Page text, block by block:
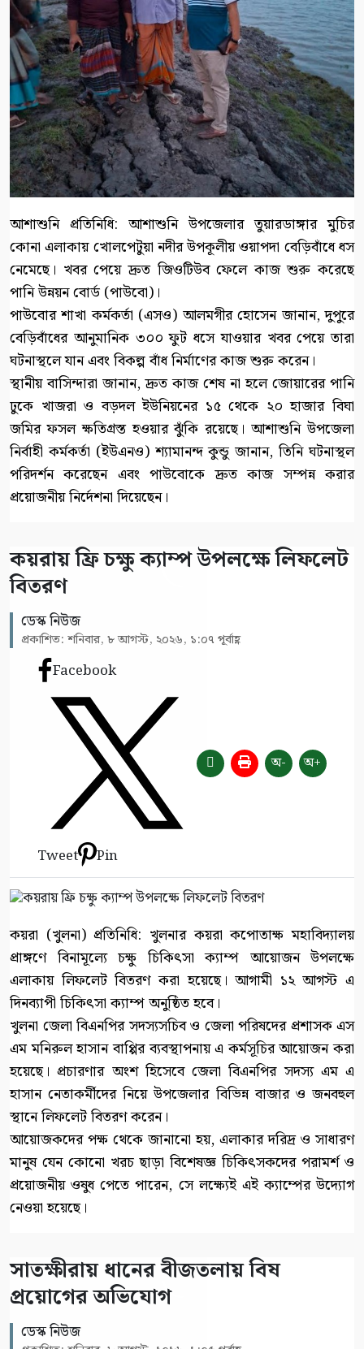
আশাশুনি প্রতিনিধি: আশাশুনি উপজেলার তুয়ারডাঙ্গার মুচির
কোনা এলাকায় খোলপেটুয়া নদীর উপকূলীয় ওয়াপদা বেড়িবাঁধে ধস
নেমেছে। খবর পেয়ে দ্রুত জিওটিউব ফেলে কাজ শুরু করেছে
পানি উন্নয়ন বোর্ড (পাউবো)।
পাউবোর শাখা কর্মকর্তা (এসও) আলমগীর হোসেন জানান, দুপুরে
বেড়িবাঁধের আনুমানিক ৩০০ ফুট ধসে যাওয়ার খবর পেয়ে তারা
ঘটনাস্থলে যান এবং বিকল্প বাঁধ নির্মাণের কাজ শুরু করেন।
স্থানীয় বাসিন্দারা জানান, দ্রুত কাজ শেষ না হলে জোয়ারের পানি
ঢুকে খাজরা ও বড়দল ইউনিয়নের ১৫ থেকে ২০ হাজার বিঘা
জমির ফসল ক্ষতিগ্রস্ত হওয়ার ঝুঁকি রয়েছে। আশাশুনি উপজেলা
নির্বাহী কর্মকর্তা (ইউএনও) শ্যামানন্দ কুন্ডু জানান, তিনি ঘটনাস্থল
পরিদর্শন করেছেন এবং পাউবোকে দ্রুত কাজ সম্পন্ন করার
প্রয়োজনীয় নির্দেশনা দিয়েছেন।
কয়রায় ফ্রি চক্ষু ক্যাম্প উপলক্ষে লিফলেট
বিতরণ
ডেস্ক নিউজ
প্রকাশিত: শনিবার, ৮ আগস্ট, ২০২৬, ১:০৭ পূর্বাহ্ণ
Facebook
Tweet Pin
অ- অ+
কয়রা (খুলনা) প্রতিনিধি: খুলনার কয়রা কপোতাক্ষ মহাবিদ্যালয়
প্রাঙ্গণে বিনামূল্যে চক্ষু চিকিৎসা ক্যাম্প আয়োজন উপলক্ষে
এলাকায় লিফলেট বিতরণ করা হয়েছে। আগামী ১২ আগস্ট এ
দিনব্যাপী চিকিৎসা ক্যাম্প অনুষ্ঠিত হবে।
খুলনা জেলা বিএনপির সদস্যসচিব ও জেলা পরিষদের প্রশাসক এস
এম মনিরুল হাসান বাপ্পির ব্যবস্থাপনায় এ কর্মসূচির আয়োজন করা
হয়েছে। প্রচারণার অংশ হিসেবে জেলা বিএনপির সদস্য এম এ
হাসান নেতাকর্মীদের নিয়ে উপজেলার বিভিন্ন বাজার ও জনবহুল
স্থানে লিফলেট বিতরণ করেন।
আয়োজকদের পক্ষ থেকে জানানো হয়, এলাকার দরিদ্র ও সাধারণ
মানুষ যেন কোনো খরচ ছাড়া বিশেষজ্ঞ চিকিৎসকদের পরামর্শ ও
প্রয়োজনীয় ওষুধ পেতে পারেন, সে লক্ষ্যেই এই ক্যাম্পের উদ্যোগ
নেওয়া হয়েছে।
সাতক্ষীরায় ধানের বীজতলায় বিষ
প্রয়োগের অভিযোগ
ডেস্ক নিউজ